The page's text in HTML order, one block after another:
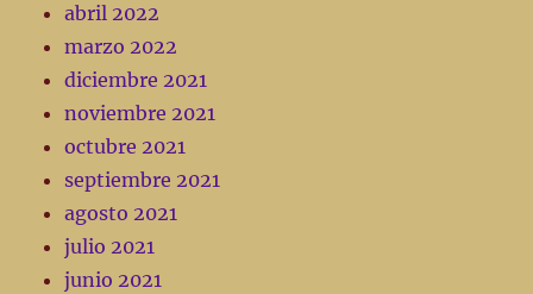
abril 2022
marzo 2022
diciembre 2021
noviembre 2021
octubre 2021
septiembre 2021
agosto 2021
julio 2021
junio 2021